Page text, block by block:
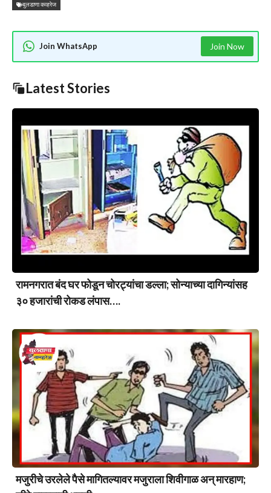
बुलडाणा कव्हरेज
Join WhatsApp Join Now
Latest Stories
रामनगरात बंद घर फोडून चोरट्यांचा डल्ला; सोन्याच्या दागिन्यांसह
३० हजारांची रोकड लंपास….
मजुरीचे उरलेले पैसे मागितल्यावर मजुराला शिवीगाळ अन् मारहाण;